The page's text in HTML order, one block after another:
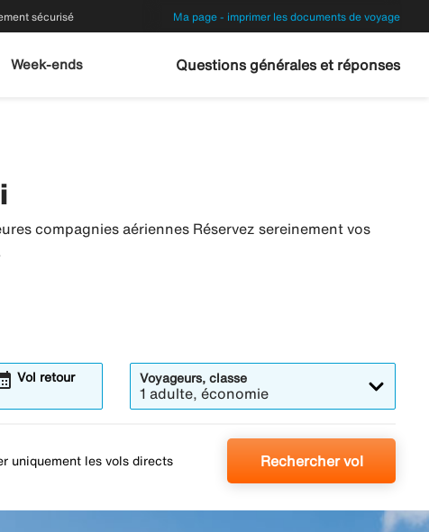
sécurisé Ma page - imprimer les documents de voyage
Week-ends Questions générales et réponses
compagnies aériennes Réservez sereinement vos
Vol retour Voyageurs, classe
1 adulte, économie
uniquement les vols directs Rechercher vol